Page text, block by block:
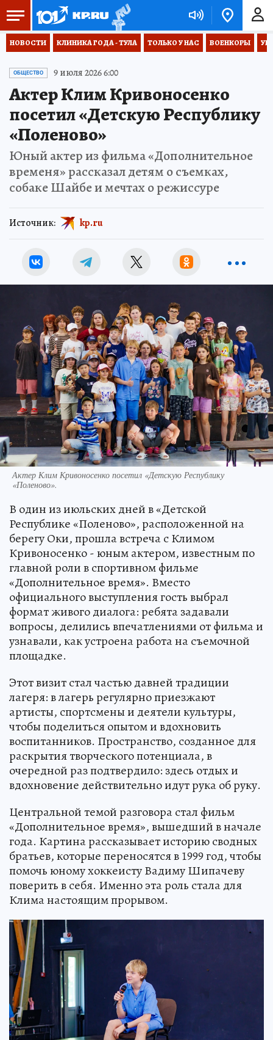
НОВОСТИ КЛИНИКА ГОДА - ТУЛА ТОЛЬКО У НАС ВОЕНКОРЫ
ОБЩЕСТВО 9 июля 2026 6:00
Актер Клим Кривоносенко
посетил «Детскую Республику
«Поленово»
Юный актер из фильма «Дополнительное
временя» рассказал детям о съемках,
собаке Шайбе и мечтах о режиссуре
Источник: kp.ru
Актер Клим Кривоносенко посетил «Детскую Республику
«Поленово».
В один из июльских дней в «Детской
Республике «Поленово», расположенной на
берегу Оки, прошла встреча с Климом
Кривоносенко - юным актером, известным по
главной роли в спортивном фильме
«Дополнительное время». Вместо
официального выступления гость выбрал
формат живого диалога: ребята задавали
вопросы, делились впечатлениями от фильма и
узнавали, как устроена работа на съемочной
площадке.
Этот визит стал частью давней традиции
лагеря: в лагерь регулярно приезжают
артисты, спортсмены и деятели культуры,
чтобы поделиться опытом и вдохновить
воспитанников. Пространство, созданное для
раскрытия творческого потенциала, в
очередной раз подтвердило: здесь отдых и
вдохновение действительно идут рука об руку.
Центральной темой разговора стал фильм
«Дополнительное время», вышедший в начале
года. Картина рассказывает историю сводных
братьев, которые переносятся в 1999 год, чтобы
помочь юному хоккеисту Вадиму Шипачеву
поверить в себя. Именно эта роль стала для
Клима настоящим прорывом.